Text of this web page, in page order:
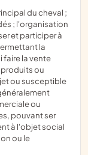
; l'organisation
et participer à
la
faire la vente
ou
ou susceptible
ou
pouvant ser
à l'objet social
ou le